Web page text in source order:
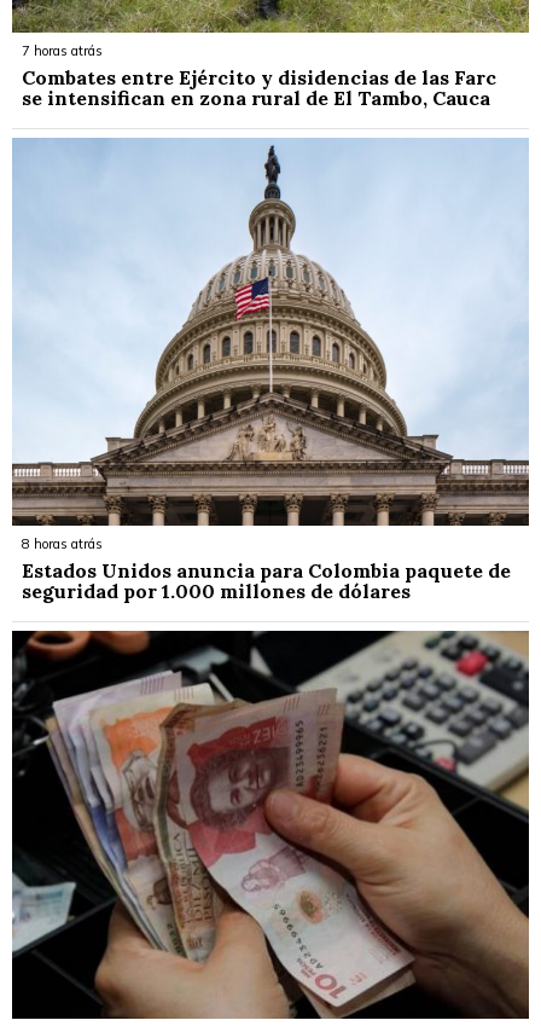
7 horas atrás
Combates entre Ejército y disidencias de las Farc
se intensifican en zona rural de El Tambo, Cauca
8 horas atrás
Estados Unidos anuncia para Colombia paquete de
seguridad por 1.000 millones de dólares